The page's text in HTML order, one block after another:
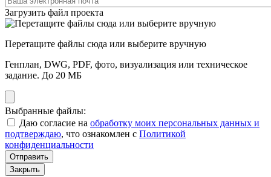
Загрузить файл проекта
Перетащите файлы сюда или выберите вручную
Генплан, DWG, PDF, фото, визуализация или техническое
задание. До 20 МБ
Выбранные файлы:
Даю согласие на обработку моих персональных данных и
подтверждаю, что ознакомлен с Политикой
конфиденциальности
Отправить
Закрыть